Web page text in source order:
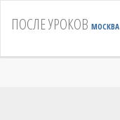
ПОСЛЕ УРОКОВ МОСКВА